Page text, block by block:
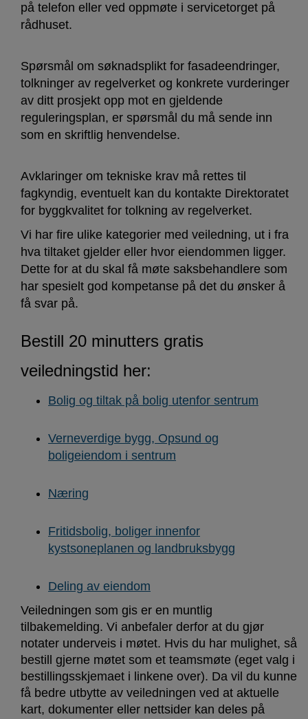
på telefon eller ved oppmøte i servicetorget på
rådhuset.
Spørsmål om søknadsplikt for fasadeendringer,
tolkninger av regelverket og konkrete vurderinger
av ditt prosjekt opp mot en gjeldende
reguleringsplan, er spørsmål du må sende inn
som en skriftlig henvendelse.
Avklaringer om tekniske krav må rettes til
fagkyndig, eventuelt kan du kontakte Direktoratet
for byggkvalitet for tolkning av regelverket.
Vi har fire ulike kategorier med veiledning, ut i fra
hva tiltaket gjelder eller hvor eiendommen ligger.
Dette for at du skal få møte saksbehandlere som
har spesielt god kompetanse på det du ønsker å
få svar på.
Bestill 20 minutters gratis
veiledningstid her:
Bolig og tiltak på bolig utenfor sentrum
Verneverdige bygg, Opsund og
boligeiendom i sentrum
Næring
Fritidsbolig, boliger innenfor
kystsoneplanen og landbruksbygg
Deling av eiendom
Veiledningen som gis er en muntlig
tilbakemelding. Vi anbefaler derfor at du gjør
notater underveis i møtet. Hvis du har mulighet, så
bestill gjerne møtet som et teamsmøte (eget valg i
bestillingsskjemaet i linkene over). Da vil du kunne
få bedre utbytte av veiledningen ved at aktuelle
kart, dokumenter eller nettsider kan deles på